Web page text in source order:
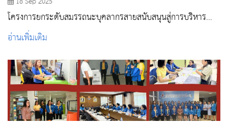
โครงการยกระดับสมรรถนะบุคลากรสายสนับสนุนสู่การบริหาร
จัดการงานอย่างมืออาชีพ
อ่านเพิ่มเติม